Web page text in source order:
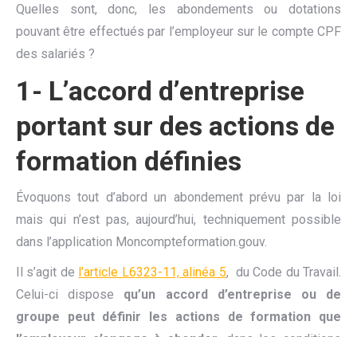
Quelles sont, donc, les abondements ou dotations
pouvant être effectués par l’employeur sur le compte CPF
des salariés ?
1- L’accord d’entreprise
portant sur des actions de
formation définies
Évoquons tout d’abord un abondement prévu par la loi
mais qui n’est pas, aujourd’hui, techniquement possible
dans l’application Moncompteformation.gouv.
Il s’agit de l’article L6323-11, alinéa 5, du Code du Travail.
Celui-ci dispose qu’un accord d’entreprise ou de
groupe peut définir les actions de formation que